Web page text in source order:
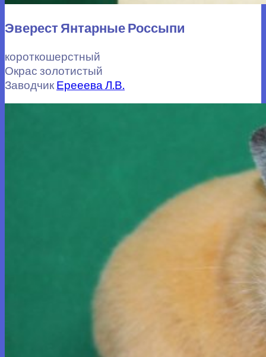
Эверест Янтарные Россыпи
короткошерстный
Окрас золотистый
Заводчик Ерееева Л.В.